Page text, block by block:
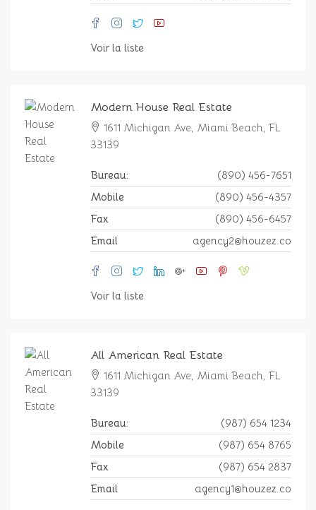
Voir la liste
Modern House Real Estate
1611 Michigan Ave, Miami Beach, FL
33139
Bureau:
(890) 456-7651
Mobile
(890) 456-4357
Fax
(890) 456-6457
Email
agency2@houzez.co
Voir la liste
All American Real Estate
1611 Michigan Ave, Miami Beach, FL
33139
Bureau:
(987) 654 1234
Mobile
(987) 654 8765
Fax
(987) 654 2837
Email
agency1@houzez.co